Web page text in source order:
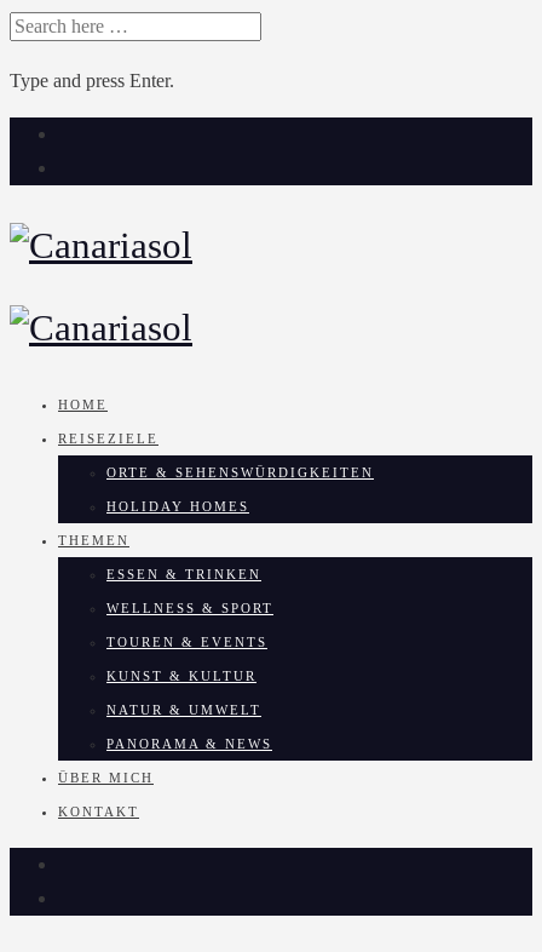
SEARCH
Type and press Enter.
Skip
HOME
REISEZIELE
ORTE & SEHENSWÜRDIGKEITEN
HOLIDAY HOMES
THEMEN
ESSEN & TRINKEN
WELLNESS & SPORT
TOUREN & EVENTS
KUNST & KULTUR
NATUR & UMWELT
PANORAMA & NEWS
ÜBER MICH
KONTAKT